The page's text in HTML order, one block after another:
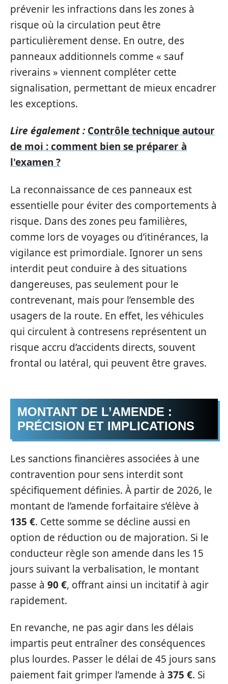
prévenir les infractions dans les zones à
risque où la circulation peut être
particulièrement dense. En outre, des
panneaux additionnels comme « sauf
riverains » viennent compléter cette
signalisation, permettant de mieux encadrer
les exceptions.
Lire également : Contrôle technique autour
de moi : comment bien se préparer à
l'examen ?
La reconnaissance de ces panneaux est
essentielle pour éviter des comportements à
risque. Dans des zones peu familières,
comme lors de voyages ou d’itinérances, la
vigilance est primordiale. Ignorer un sens
interdit peut conduire à des situations
dangereuses, pas seulement pour le
contrevenant, mais pour l’ensemble des
usagers de la route. En effet, les véhicules
qui circulent à contresens représentent un
risque accru d’accidents directs, souvent
frontal ou latéral, qui peuvent être graves.
MONTANT DE L’AMENDE :
PRÉCISION ET IMPLICATIONS
Les sanctions financières associées à une
contravention pour sens interdit sont
spécifiquement définies. À partir de 2026, le
montant de l’amende forfaitaire s’élève à
135 €. Cette somme se décline aussi en
option de réduction ou de majoration. Si le
conducteur règle son amende dans les 15
jours suivant la verbalisation, le montant
passe à 90 €, offrant ainsi un incitatif à agir
rapidement.
En revanche, ne pas agir dans les délais
impartis peut entraîner des conséquences
plus lourdes. Passer le délai de 45 jours sans
paiement fait grimper l’amende à 375 €. Si